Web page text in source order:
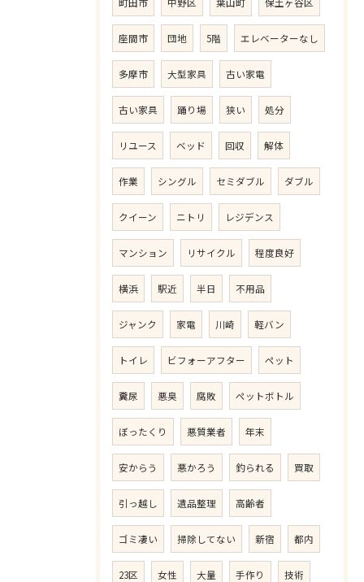
座間市 団地 5階 エレベーターなし
多摩市 大型家具 古い家電
古い家具 踊り場 狭い 処分
リユース ベッド 回収 解体
作業 シングル セミダブル ダブル
クイーン ニトリ レジデンス
マンション リサイクル 程度良好
横浜 駅近 半日 不用品
ジャンク 家電 川崎 軽バン
トイレ ビフォーアフター ペット
糞尿 悪臭 腐敗 ペットボトル
ぼったくり 悪質業者 年末
安からう 悪かろう 釣られる 買取
引っ越し 遺品整理 高齢者
ゴミ凄い 掃除してない 新宿 都内
23区 女性 大量 手作り 技術